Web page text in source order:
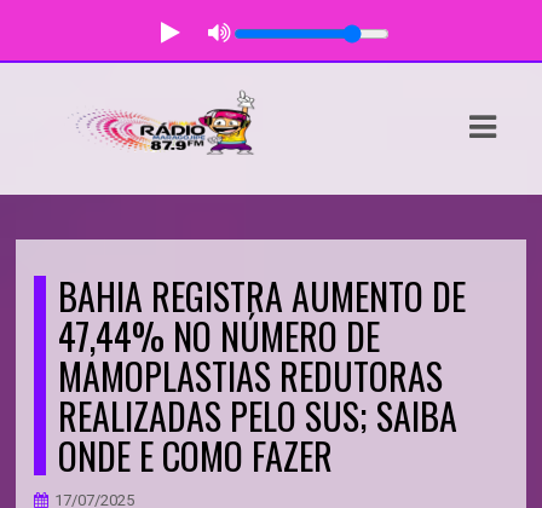
BAHIA REGISTRA AUMENTO DE
47,44% NO NÚMERO DE
MAMOPLASTIAS REDUTORAS
REALIZADAS PELO SUS; SAIBA
ONDE E COMO FAZER
17/07/2025